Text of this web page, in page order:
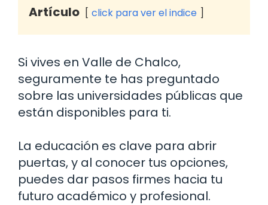
Artículo
click para ver el indice
Si vives en Valle de Chalco,
seguramente te has preguntado
sobre las universidades públicas que
están disponibles para ti.
La educación es clave para abrir
puertas, y al conocer tus opciones,
puedes dar pasos firmes hacia tu
futuro académico y profesional.